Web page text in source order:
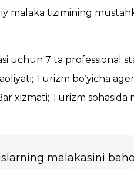
malaka tizimining
uchun 7 ta professional
Turizm bo‘yicha
xizmati; Turizm
malakasini